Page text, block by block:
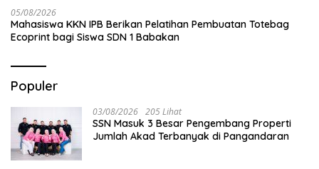
05/08/2026
Mahasiswa KKN IPB Berikan Pelatihan Pembuatan Totebag
Ecoprint bagi Siswa SDN 1 Babakan
Populer
03/08/2026 205 Lihat
SSN Masuk 3 Besar Pengembang Properti
Jumlah Akad Terbanyak di Pangandaran